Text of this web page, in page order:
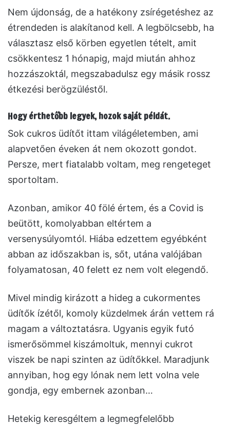
Nem újdonság, de a hatékony zsírégetéshez az
étrendeden is alakítanod kell. A legbölcsebb, ha
választasz első körben egyetlen tételt, amit
csökkentesz 1 hónapig, majd miután ahhoz
hozzászoktál, megszabadulsz egy másik rossz
étkezési berögzüléstől.
Hogy érthetőbb legyek, hozok saját példát.
Sok cukros üdítőt ittam világéletemben, ami
alapvetően éveken át nem okozott gondot.
Persze, mert fiatalabb voltam, meg rengeteget
sportoltam.
Azonban, amikor 40 fölé értem, és a Covid is
beütött, komolyabban eltértem a
versenysúlyomtól. Hiába edzettem egyébként
abban az időszakban is, sőt, utána valójában
folyamatosan, 40 felett ez nem volt elegendő.
Mivel mindig kirázott a hideg a cukormentes
üdítők ízétől, komoly küzdelmek árán vettem rá
magam a változtatásra. Ugyanis egyik futó
ismerősömmel kiszámoltuk, mennyi cukrot
viszek be napi szinten az üdítőkkel. Maradjunk
annyiban, hog egy lónak nem lett volna vele
gondja, egy embernek azonban…
Hetekig keresgéltem a legmegfelelőbb